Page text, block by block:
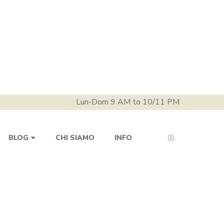
Lun-Dom 9 AM to 10/11 PM
BLOG CHI SIAMO INFO